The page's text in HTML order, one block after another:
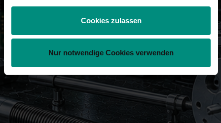
Cookies zulassen
Nur notwendige Cookies verwenden